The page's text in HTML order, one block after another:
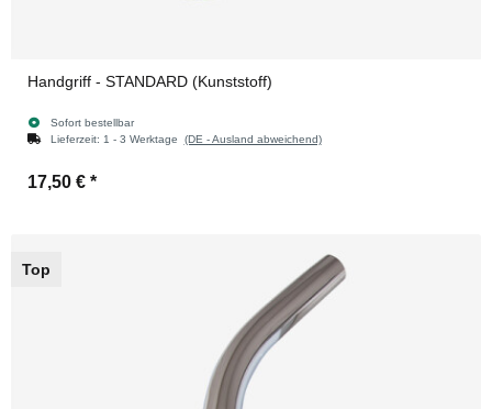
Handgriff - STANDARD (Kunststoff)
Sofort bestellbar
Lieferzeit: 1 - 3 Werktage (DE - Ausland abweichend)
17,50 € *
Top